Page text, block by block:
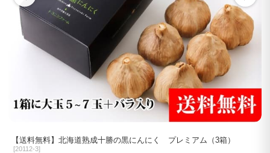
【送料無料】北海道熟成十勝の黒にんにく プレミアム（3箱）
[20112-3]